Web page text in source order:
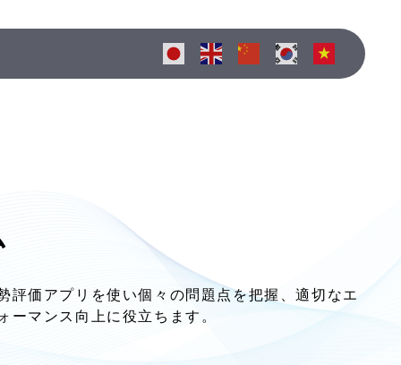
価アプリを使い個々の問題点を把握、適切なエ
マンス向上に役立ちます。